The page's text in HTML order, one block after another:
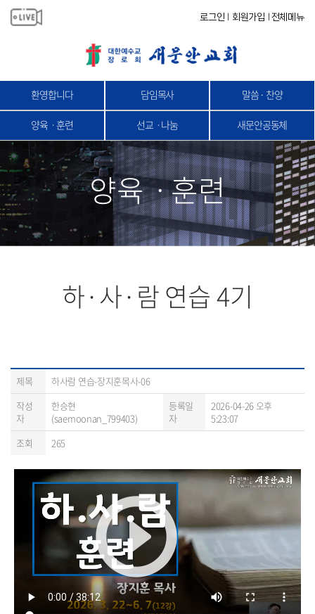
로그인 회원가입 전체메뉴
환영합니다 담임목사 말씀 · 찬양
양육ㆍ훈련 선교ㆍ나눔 새문안공동체
양육ㆍ훈련
하·사·람 연습 4기
제목
하사람 연습-장지훈목사-06
작성
자
한승현
(saemoonan_799403)
등록일
자
2026-04-26 오후
5:23:07
조회
265